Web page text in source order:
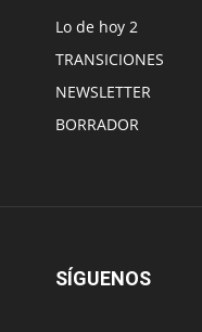
Lo de hoy 2
TRANSICIONES
NEWSLETTER
BORRADOR
SÍGUENOS